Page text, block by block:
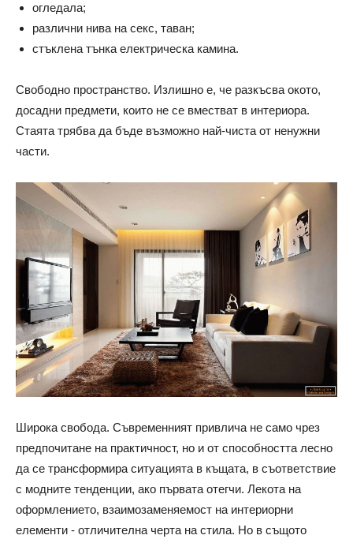
огледала;
различни нива на секс, таван;
стъклена тънка електрическа камина.
Свободно пространство. Излишно е, че разкъсва окото,
досадни предмети, които не се вместват в интериора.
Стаята трябва да бъде възможно най-чиста от ненужни
части.
Широка свобода. Съвременният привлича не само чрез
предпочитане на практичност, но и от способността лесно
да се трансформира ситуацията в къщата, в съответствие
с модните тенденции, ако първата отегчи. Лекота на
оформлението, взаимозаменяемост на интериорни
елементи - отличителна черта на стила. Но в същото